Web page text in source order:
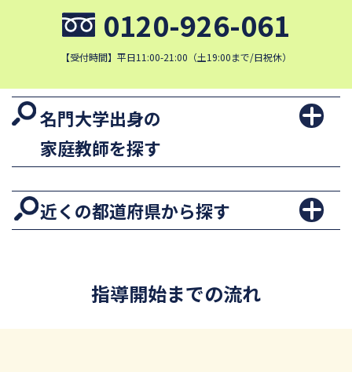
0120-926-061
【受付時間】平日11:00-21:00（土19:00まで/日祝休）
名門大学出身の
家庭教師を探す
近くの都道府県から探す
指導開始までの流れ